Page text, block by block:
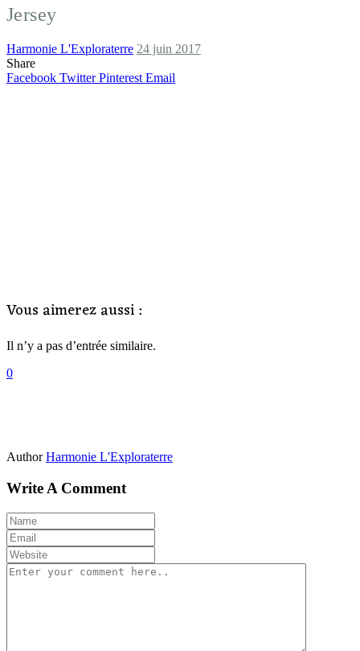
Jersey
Harmonie L'Exploraterre 24 juin 2017
Share
Facebook Twitter Pinterest Email
Vous aimerez aussi :
Il n’y a pas d’entrée similaire.
0
Author Harmonie L'Exploraterre
Write A Comment